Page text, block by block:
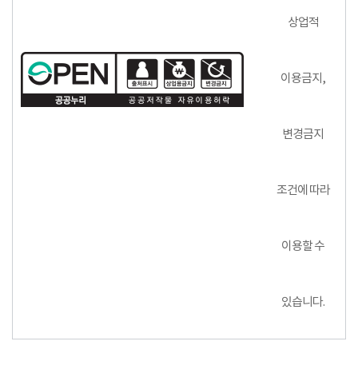
상업적
이용금지,
변경금지
조건에 따라
이용할 수
있습니다.